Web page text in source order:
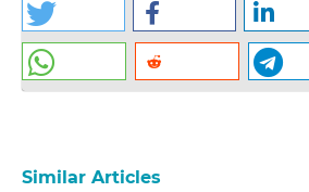
Similar Articles